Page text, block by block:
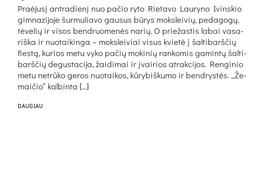
Praė­ju­sį ant­ra­die­nį nuo pa­čio ry­to Rie­ta­vo Lau­ry­no Ivins­kio
gim­na­zi­jo­je šur­mu­lia­vo gau­sus bū­rys moks­lei­vių, pe­da­go­gų,
tė­ve­lių ir vi­sos bend­ruo­me­nės na­rių. O prie­žas­tis la­bai va­sa­
riš­ka ir nuo­tai­kin­ga – moks­lei­viai vi­sus kvie­tė į šal­ti­barš­čių
fies­tą, ku­rios me­tu vy­ko pa­čių mo­ki­nių ran­ko­mis ga­min­tų šal­ti­
barš­čių de­gus­ta­ci­ja, žai­di­mai ir įvai­rios at­rak­ci­jos. Ren­gi­nio
me­tu ne­trū­ko ge­ros nuo­tai­kos, kū­ry­biš­ku­mo ir bend­rys­tės. „Že­
mai­čio“ kal­bin­ta […]
DAUGIAU